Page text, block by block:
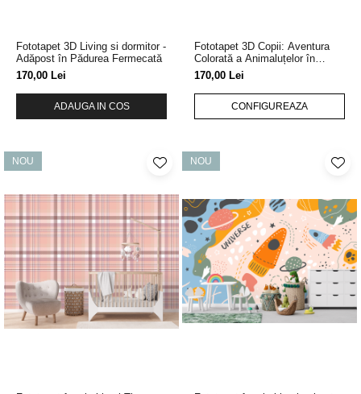
Fototapet 3D Living si dormitor -
Adăpost în Pădurea Fermecată
170,00 Lei
ADAUGA IN COS
Fototapet 3D Copii: Aventura
Colorată a Animaluțelor în
Mașini pe Strada Plină de
Magie
170,00 Lei
CONFIGUREAZA
NOU NOU